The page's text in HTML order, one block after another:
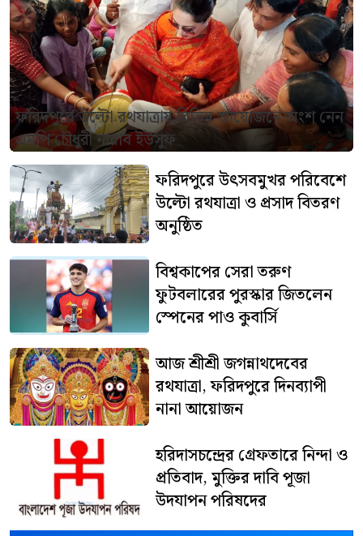
ফরিদপুরে উল্টো রথযাত্রায় বিভিন্ন আয়োজনে অংশ নেন
এমপি চৌধুরী নায়াব ইউসুফ
ফরিদপুরে উৎসবমুখর পরিবেশে
উল্টো রথযাত্রা ও প্রসাদ বিতরণ
অনুষ্ঠিত
বিশ্বকাপের সেরা তরুণ
ফুটবলারের পুরস্কার জিতলেন
স্পেনের পাও কুবার্সি
আজ শ্রীশ্রী জগন্নাথদেবের
রথযাত্রা, ফরিদপুরে দিনব্যাপী
নানা আয়োজন
হরিদাসচন্দ্রের গ্রেফতারে নিন্দা ও
প্রতিবাদ, মুক্তির দাবি পূজা
উদযাপন পরিষদের